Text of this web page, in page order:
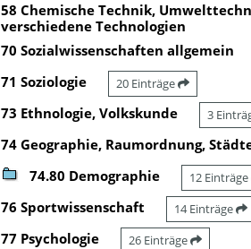
58 Chemische Technik,
verschiedene Technologien
70 Sozialwissenschaften allgemein
71 Soziologie 20 Einträge
73 Ethnologie, Volkskunde 3
74 Geographie, Raumordnung,
74.80 Demographie 12 Einträge
76 Sportwissenschaft 14 Einträge
77 Psychologie 26 Einträge